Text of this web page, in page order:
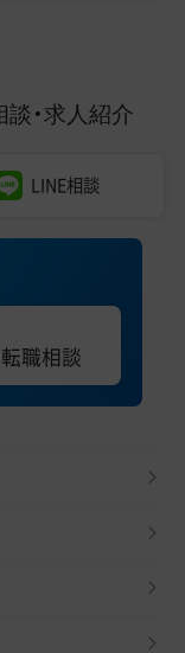
・求人紹介
LINE相談
職相談